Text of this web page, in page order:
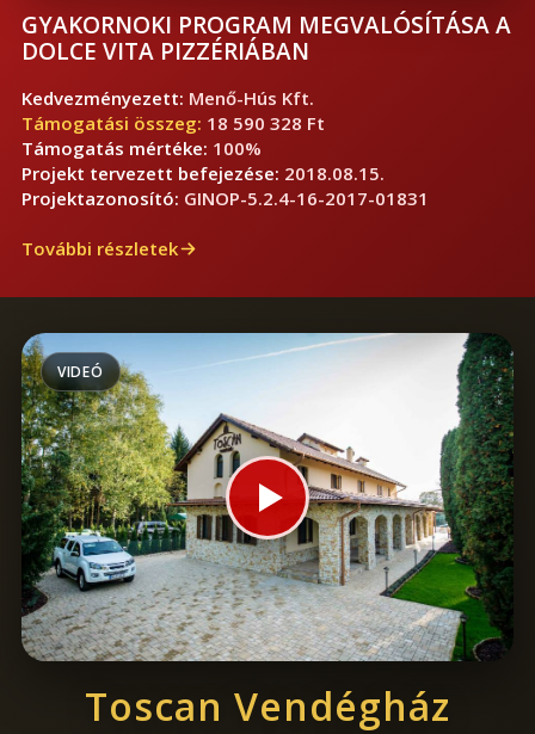
GYAKORNOKI PROGRAM MEGVALÓSÍTÁSA A
DOLCE VITA PIZZÉRIÁBAN
Kedvezményezett: Menő-Hús Kft.
Támogatási összeg: 18 590 328 Ft
Támogatás mértéke: 100%
Projekt tervezett befejezése: 2018.08.15.
Projektazonosító: GINOP-5.2.4-16-2017-01831
További részletek
Toscan Vendégház
VIDEÓ